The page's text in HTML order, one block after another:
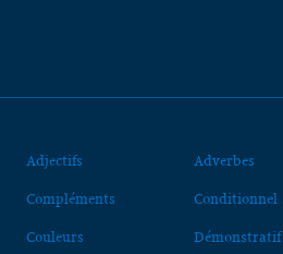
Adjectifs Adverbes
Compléments Conditionnel
Couleurs Démonstratif